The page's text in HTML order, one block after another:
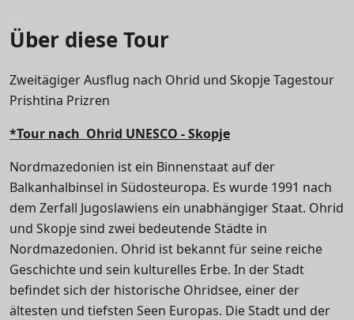
Über diese Tour
Zweitägiger Ausflug nach Ohrid und Skopje Tagestour
Prishtina Prizren
*Tour nach Ohrid UNESCO - Skopje
Nordmazedonien ist ein Binnenstaat auf der
Balkanhalbinsel in Südosteuropa. Es wurde 1991 nach
dem Zerfall Jugoslawiens ein unabhängiger Staat. Ohrid
und Skopje sind zwei bedeutende Städte in
Nordmazedonien. Ohrid ist bekannt für seine reiche
Geschichte und sein kulturelles Erbe. In der Stadt
befindet sich der historische Ohridsee, einer der
ältesten und tiefsten Seen Europas. Die Stadt und der